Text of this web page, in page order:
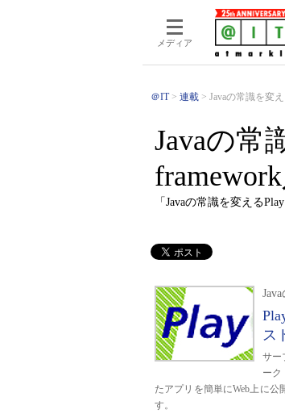
メディア
＠IT 連載 Javaの常識を変
Javaの常
「Javaの常識を変える
ス
サー
ーク
たアプリを簡単にWeb上に公
す。